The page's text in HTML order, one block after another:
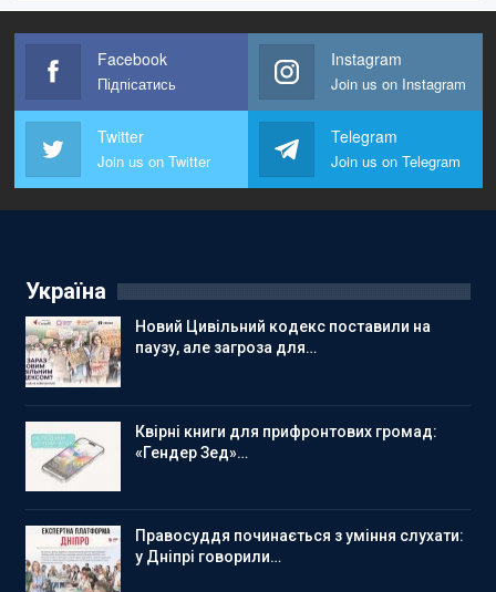
Facebook
Підпісатись
Instagram
Join us on Instagram
Twitter
Join us on Twitter
Telegram
Join us on Telegram
Україна
Новий Цивільний кодекс поставили на
паузу, але загроза для…
Квірні книги для прифронтових громад:
«Гендер Зед»…
Правосуддя починається з уміння слухати:
у Дніпрі говорили…